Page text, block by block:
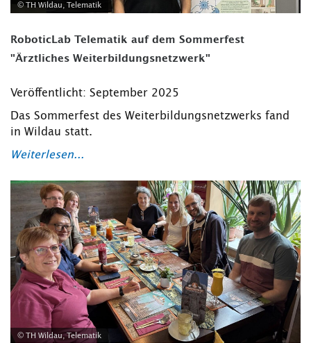
© TH Wildau, Telematik
RoboticLab Telematik auf dem Sommerfest
"Ärztliches Weiterbildungsnetzwerk"
Veröffentlicht: September 2025
Das Sommerfest des Weiterbildungsnetzwerks fand
in Wildau statt.
Weiterlesen...
© TH Wildau, Telematik